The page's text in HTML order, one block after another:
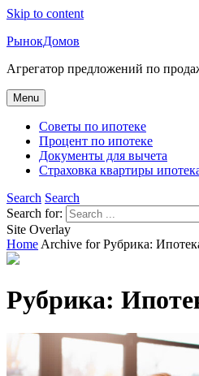
Skip to content
РынокДомов
Агрегатор предложений по
Menu
Советы по ипотеке
Процент по ипотеке
Документы для вычета
Страховка квартиры
Search Search
Search for:
Site Overlay
Home Archive forРубрика:
Рубрика: